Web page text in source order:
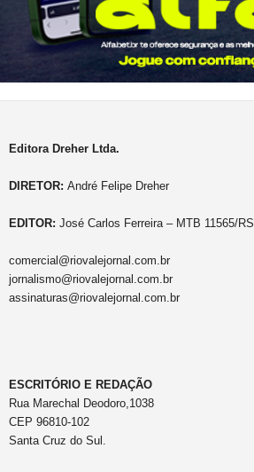
Editora Dreher Ltda.
DIRETOR: André Felipe Dreher
EDITOR: José Carlos Ferreira – MTB 11565/RS
comercial@riovalejornal.com.br
jornalismo@riovalejornal.com.br
assinaturas@riovalejornal.com.br
ESCRITÓRIO E REDAÇÃO
Rua Marechal Deodoro,1038
CEP 96810-102
Santa Cruz do Sul.